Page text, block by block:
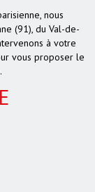
nous
(91), du Val-de-
à votre
vous proposer le